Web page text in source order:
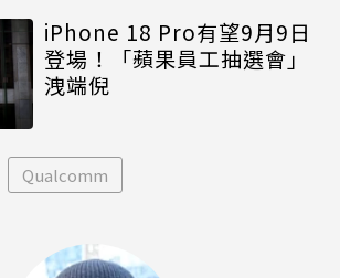
iPhone 18 Pro有望9月9日
登場！「蘋果員工抽選會」
洩端倪
Qualcomm